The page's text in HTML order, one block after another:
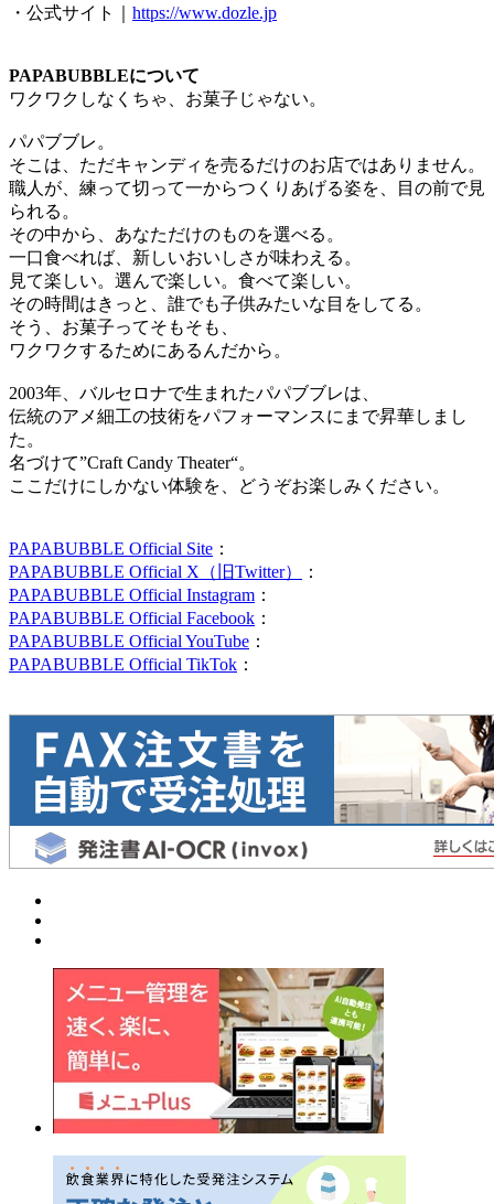
・公式サイト｜ https://www.dozle.jp
PAPABUBBLEについて
ワクワクしなくちゃ、お菓子じゃない。
パパブブレ。
そこは、ただキャンディを売るだけのお店ではありません。
職人が、練って切って一からつくりあげる姿を、目の前で見
られる。
その中から、あなただけのものを選べる。
一口食べれば、新しいおいしさが味わえる。
見て楽しい。選んで楽しい。食べて楽しい。
その時間はきっと、誰でも子供みたいな目をしてる。
そう、お菓子ってそもそも、
ワクワクするためにあるんだから。
2003年、バルセロナで生まれたパパブブレは、
伝統のアメ細工の技術をパフォーマンスにまで昇華しまし
た。
名づけて”Craft Candy Theater“。
ここだけにしかない体験を、どうぞお楽しみください。
PAPABUBBLE Official Site ：
PAPABUBBLE Official X（旧Twitter）
：
PAPABUBBLE Official Instagram ：
PAPABUBBLE Official Facebook ：
PAPABUBBLE Official YouTube ：
PAPABUBBLE Official TikTok ：